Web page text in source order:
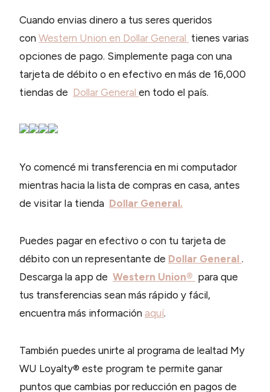
Cuando envias dinero a tus seres queridos
con Western Union en Dollar General tienes varias
opciones de pago. Simplemente paga con una
tarjeta de débito o en efectivo en más de 16,000
tiendas de Dollar General en todo el país.
Yo comencé mi transferencia en mi computador
mientras hacia la lista de compras en casa, antes
de visitar Ia tienda Dollar General.
Puedes pagar en efectivo o con tu tarjeta de
débito con un representante de Dollar General .
Descarga la app de Western Union® para que
tus transferencias sean más rápido y fácil,
encuentra más información aquí.
También puedes unirte al programa de lealtad My
WU Loyalty® este program te permite ganar
puntos que cambias por reducción en pagos de